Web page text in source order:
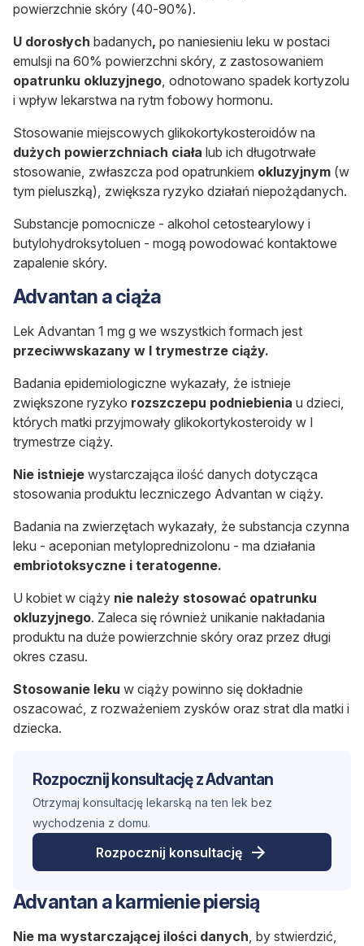
powierzchnie skóry (40-90%).
U dorosłych badanych, po naniesieniu leku w postaci
emulsji na 60% powierzchni skóry, z zastosowaniem
opatrunku okluzyjnego, odnotowano spadek kortyzolu
i wpływ lekarstwa na rytm fobowy hormonu.
Stosowanie miejscowych glikokortykosteroidów na
dużych powierzchniach ciała lub ich długotrwałe
stosowanie, zwłaszcza pod opatrunkiem okluzyjnym (w
tym pieluszką), zwiększa ryzyko działań niepożądanych.
Substancje pomocnicze - alkohol cetostearylowy i
butylohydroksytoluen - mogą powodować kontaktowe
zapalenie skóry.
Advantan a ciąża
Lek Advantan 1 mg g we wszystkich formach jest
przeciwwskazany w I trymestrze ciąży.
Badania epidemiologiczne wykazały, że istnieje
zwiększone ryzyko rozszczepu podniebienia u dzieci,
których matki przyjmowały glikokortykosteroidy w I
trymestrze ciąży.
Nie istnieje wystarczająca ilość danych dotycząca
stosowania produktu leczniczego Advantan w ciąży.
Badania na zwierzętach wykazały, że substancja czynna
leku - aceponian metyloprednizolonu - ma działania
embriotoksyczne i teratogenne.
U kobiet w ciąży nie należy stosować opatrunku
okluzyjnego. Zaleca się również unikanie nakładania
produktu na duże powierzchnie skóry oraz przez długi
okres czasu.
Stosowanie leku w ciąży powinno się dokładnie
oszacować, z rozważeniem zysków oraz strat dla matki i
dziecka.
Rozpocznij konsultację z Advantan
Otrzymaj konsultację lekarską na ten lek bez
wychodzenia z domu.
Rozpocznij konsultację
Advantan a karmienie piersią
Nie ma wystarczającej ilości danych, by stwierdzić,